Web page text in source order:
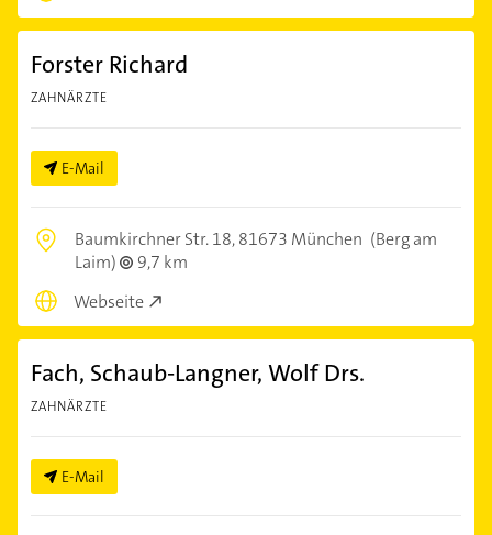
Forster Richard
ZAHNÄRZTE
E-Mail
Baumkirchner Str. 18,81673 München (Berg am
Laim)
9,7 km
Webseite
Fach, Schaub-Langner, Wolf Drs.
ZAHNÄRZTE
E-Mail